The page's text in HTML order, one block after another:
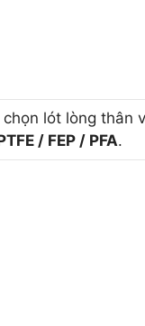
lót lòng thân
/ FEP / PFA.